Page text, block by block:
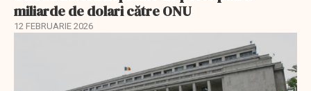
miliarde de dolari către ONU
12 FEBRUARIE 2026